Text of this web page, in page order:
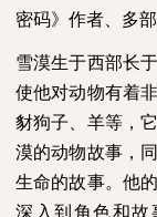
密码》作者、多
雪漠生于西部长
使他对动物有着
豺狗子、羊等，
漠的动物故事，
生命的故事。他
深入到角色和故